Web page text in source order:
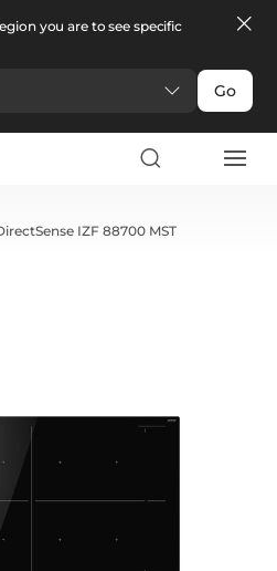
you are to see specific
Go
IZF 88700 MST